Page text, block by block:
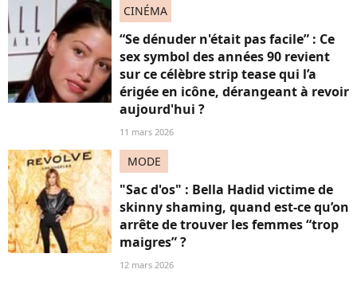
CINÉMA
“Se dénuder n'était pas facile” : Ce
sex symbol des années 90 revient
sur ce célèbre strip tease qui l’a
érigée en icône, dérangeant à revoir
aujourd'hui ?
11 mars 2026
MODE
"Sac d'os" : Bella Hadid victime de
skinny shaming, quand est-ce qu’on
arrête de trouver les femmes “trop
maigres” ?
12 mars 2026